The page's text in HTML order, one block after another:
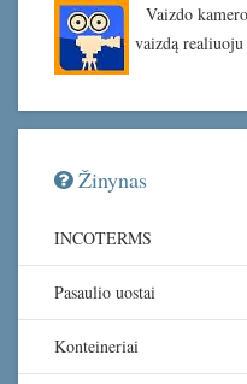
Vaizdo
vaizdą
Žinynas
INCOTERMS
Pasaulio uostai
Konteineriai